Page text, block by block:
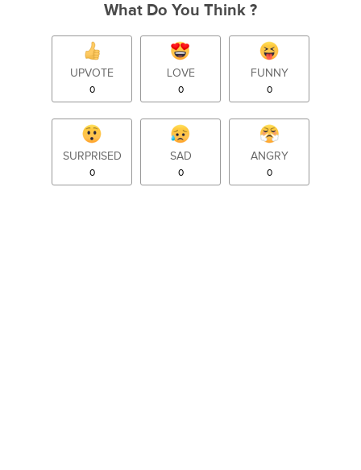
What Do You Think ?
UPVOTE
0
LOVE
0
FUNNY
0
SURPRISED
0
SAD
0
ANGRY
0